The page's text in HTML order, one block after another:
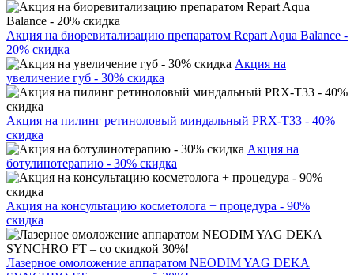
Акция на биоревитализацию препаратом Repart Aqua Balance -
20% скидка
Акция на
увеличение губ - 30% скидка
Акция на пилинг ретиноловый миндальный PRX-T33 - 40%
скидка
Акция на
ботулинотерапию - 30% скидка
Акция на консультацию косметолога + процедура - 90%
скидка
Лазерное омоложение аппаратом NEODIM YAG DEKA